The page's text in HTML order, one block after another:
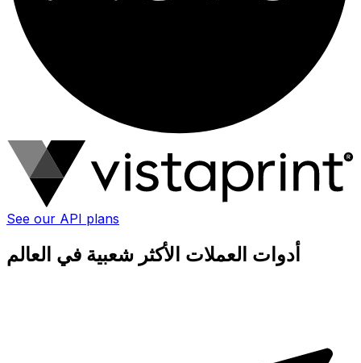
See our API plans
أدوات العملات الأكثر شعبية في العالم